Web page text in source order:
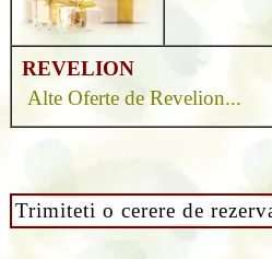
REVELION
Alte Oferte de Revelion...
Trimiteti o cerere de